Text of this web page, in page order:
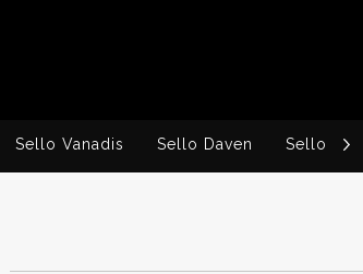
Sello Vanadis Sello Daven Sello Ingvi